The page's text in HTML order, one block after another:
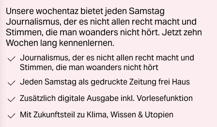
Unsere wochentaz bietet jeden Samstag
Journalismus, der es nicht allen recht macht und
Stimmen, die man woanders nicht hört. Jetzt zehn
Wochen lang kennenlernen.
Journalismus, der es nicht allen recht macht und
Stimmen, die man woanders nicht hört
Jeden Samstag als gedruckte Zeitung frei Haus
Zusätzlich digitale Ausgabe inkl. Vorlesefunktion
Mit Zukunftsteil zu Klima, Wissen & Utopien